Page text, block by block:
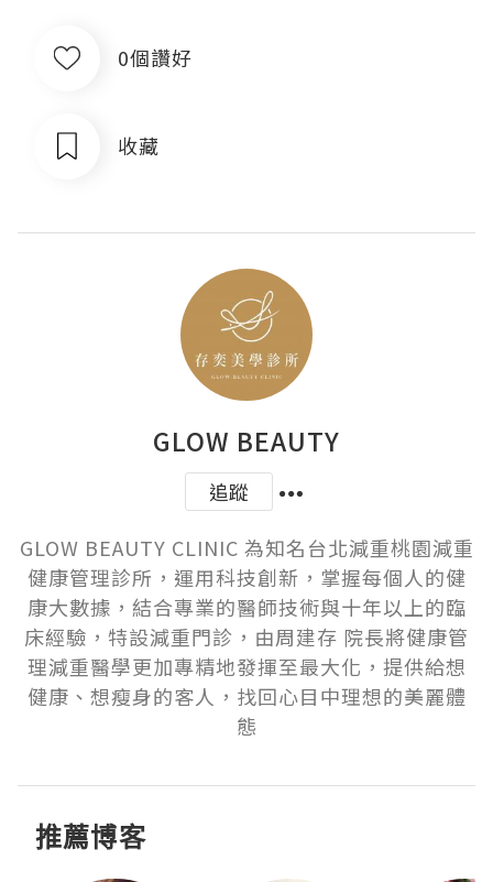
0個讚好
收藏
GLOW BEAUTY
追蹤
GLOW BEAUTY CLINIC 為知名台北減重桃園減重
健康管理診所，運用科技創新，掌握每個人的健
康大數據，結合專業的醫師技術與十年以上的臨
床經驗，特設減重門診，由周建存 院長將健康管
理減重醫學更加專精地發揮至最大化，提供給想
健康、想瘦身的客人，找回心目中理想的美麗體
態
推薦博客